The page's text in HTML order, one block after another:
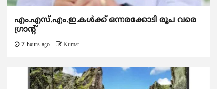
എം.എസ്.എം.ഇ.കൾക്ക് ഒന്നരക്കോടി രൂപ വരെ
ഗ്രാന്റ്
7 hours ago Kumar